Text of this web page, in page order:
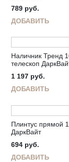
789 руб.
ДОБАВИТЬ
Наличник Тренд
телескоп
1 197 руб.
ДОБАВИТЬ
Плинтус прямой
ДаркВайт
694 руб.
ДОБАВИТЬ